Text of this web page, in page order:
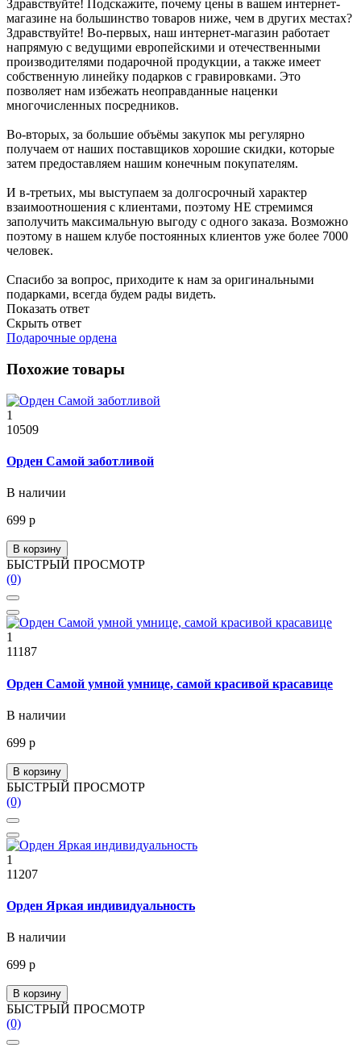
Здравствуйте! Подскажите, почему цены в вашем интернет-
магазине на большинство товаров ниже, чем в других местах?
Здравствуйте! Во-первых, наш интернет-магазин работает
напрямую с ведущими европейскими и отечественными
производителями подарочной продукции, а также имеет
собственную линейку подарков с гравировками. Это
позволяет нам избежать неоправданные наценки
многочисленных посредников.
Во-вторых, за большие объёмы закупок мы регулярно
получаем от наших поставщиков хорошие скидки, которые
затем предоставляем нашим конечным покупателям.
И в-третьих, мы выступаем за долгосрочный характер
взаимоотношения с клиентами, поэтому НЕ стремимся
заполучить максимальную выгоду с одного заказа. Возможно
поэтому в нашем клубе постоянных клиентов уже более 7000
человек.
Спасибо за вопрос, приходите к нам за оригинальными
подарками, всегда будем рады видеть.
Показать ответ
Скрыть ответ
Подарочные ордена
Похожие товары
1
10509
Орден Самой заботливой
В наличии
699 р
В корзину
БЫСТРЫЙ ПРОСМОТР
(0)
1
11187
Орден Самой умной умнице, самой красивой красавице
В наличии
699 р
В корзину
БЫСТРЫЙ ПРОСМОТР
(0)
1
11207
Орден Яркая индивидуальность
В наличии
699 р
В корзину
БЫСТРЫЙ ПРОСМОТР
(0)